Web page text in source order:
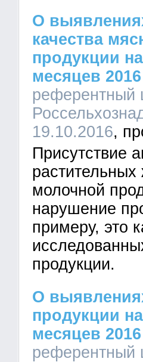
О
качества
продукции
месяцев 2016
референтный
19.10.2016
Присутствие
молочной
нарушение
примеру, это
продукции.
О
продукции
месяцев 2016
референтный